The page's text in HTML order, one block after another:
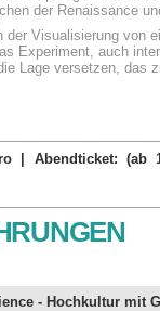
der Renaissance
der Visualisierung von
Experiment, auch
Lage versetzen, das
| Abendticket:
- Hochkultur mit